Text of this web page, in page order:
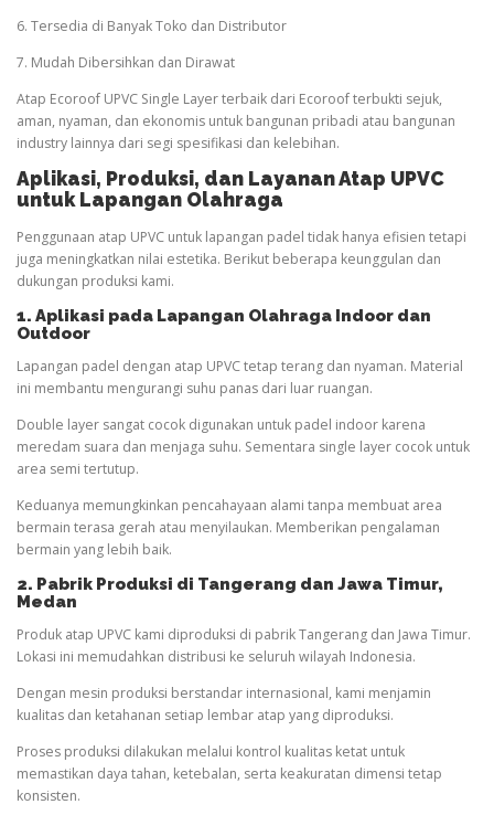
6. Tersedia di Banyak Toko dan Distributor
7. Mudah Dibersihkan dan Dirawat
Atap Ecoroof UPVC Single Layer terbaik dari Ecoroof terbukti sejuk,
aman, nyaman, dan ekonomis untuk bangunan pribadi atau bangunan
industry lainnya dari segi spesifikasi dan kelebihan.
Aplikasi, Produksi, dan Layanan Atap UPVC
untuk Lapangan Olahraga
Penggunaan atap UPVC untuk lapangan padel tidak hanya efisien tetapi
juga meningkatkan nilai estetika. Berikut beberapa keunggulan dan
dukungan produksi kami.
1. Aplikasi pada Lapangan Olahraga Indoor dan
Outdoor
Lapangan padel dengan atap UPVC tetap terang dan nyaman. Material
ini membantu mengurangi suhu panas dari luar ruangan.
Double layer sangat cocok digunakan untuk padel indoor karena
meredam suara dan menjaga suhu. Sementara single layer cocok untuk
area semi tertutup.
Keduanya memungkinkan pencahayaan alami tanpa membuat area
bermain terasa gerah atau menyilaukan. Memberikan pengalaman
bermain yang lebih baik.
2. Pabrik Produksi di Tangerang dan Jawa Timur,
Medan
Produk atap UPVC kami diproduksi di pabrik Tangerang dan Jawa Timur.
Lokasi ini memudahkan distribusi ke seluruh wilayah Indonesia.
Dengan mesin produksi berstandar internasional, kami menjamin
kualitas dan ketahanan setiap lembar atap yang diproduksi.
Proses produksi dilakukan melalui kontrol kualitas ketat untuk
memastikan daya tahan, ketebalan, serta keakuratan dimensi tetap
konsisten.